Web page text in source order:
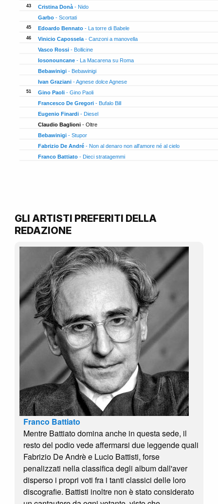
24
43 Cristina Donà- Nido
Garbo - Scortati
22
45 Edoardo Bennato - La torre di Babele
21
46 Vinicio Capossela- Canzoni a manovella
Vasco Rossi - Bollicine
Iosonouncane - La Macarena su Roma
Bebawinigi - Bebawinigi
Ivan Graziani - Agnese dolce Agnese
20
51 Gino Paoli - Gino Paoli
Francesco De Gregori - Bufalo Bill
Eugenio Finardi - Diesel
Claudio Baglioni - Oltre
Bebawinigi - Stupor
Fabrizio De André - Non al denaro non all'amore né al cielo
Franco Battiato - Dieci stratagemmi
GLI ARTISTI PREFERITI DELLA
REDAZIONE
Franco Battiato
Mentre Battiato domina anche in questa sede, il
resto del podio vede affermarsi due leggende quali
Fabrizio De Andrè e Lucio Battisti, forse
penalizzati nella classifica degli album dall'aver
disperso i propri voti fra i tanti classici delle loro
discografie. Battisti inoltre non è stato considerato